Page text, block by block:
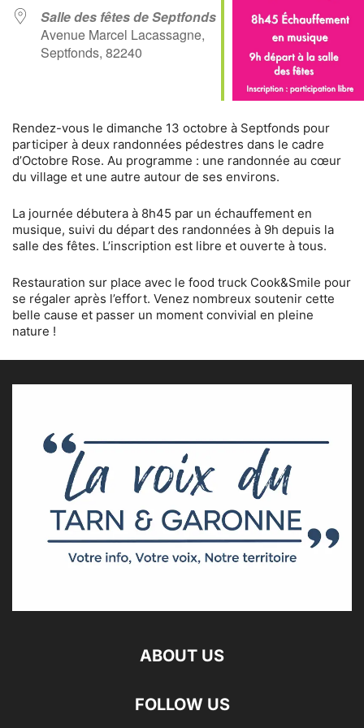
Salle des fêtes de Septfonds
Avenue Marcel Lacassagne,
Septfonds, 82240
Rendez-vous le dimanche 13 octobre à Septfonds pour
participer à deux randonnées pédestres dans le cadre
d’Octobre Rose. Au programme : une randonnée au cœur
du village et une autre autour de ses environs.
La journée débutera à 8h45 par un échauffement en
musique, suivi du départ des randonnées à 9h depuis la
salle des fêtes. L’inscription est libre et ouverte à tous.
Restauration sur place avec le food truck Cook&Smile pour
se régaler après l’effort. Venez nombreux soutenir cette
belle cause et passer un moment convivial en pleine
nature !
ABOUT US
FOLLOW US